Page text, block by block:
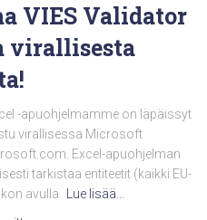
VIES Validator
virallisesta
-apuohjelmamme on läpäissyt
virallisessa Microsoft
Excel-apuohjelman
tarkistaa entiteetit (kaikki EU-
avulla. Lue lisää…